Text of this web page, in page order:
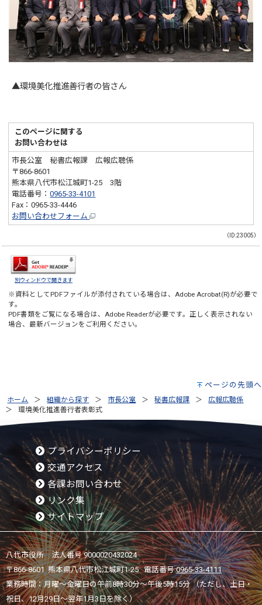
▲環境美化推進善行者の皆さん
このページに関する
お問い合わせは
市長公室 秘書広報課 広報広聴係
〒866-8601
熊本県八代市松江城町1-25 3階
電話番号：0965-33-4101
Fax：0965-33-4446
お問い合わせフォーム
（ID:23005）
別ウィンドウで開きます
※資料としてPDFファイルが添付されている場合は、 Adobe Acrobat(R)が必要で
す。
PDF書類をご覧になる場合は、 Adobe Readerが必要です。正しく表示されない
場合、最新バージョンをご利用ください。
ページの先頭へ
ホーム 組織から探す 市長公室 秘書広報課
広報広聴係
環境美化推進善行者表彰式
プライバシーポリシー
交通アクセス
各課お問い合わせ
リンク集
サイトマップ
八代市役所 法人番号 9000020432024
〒866-8601 熊本県八代市松江城町1-25 電話番号:0965-33-4111
業務時間：月曜～金曜日の午前8時30分～午後5時15分 （ただし、土日・
祝日、12月29日～翌年1月3日を除く）